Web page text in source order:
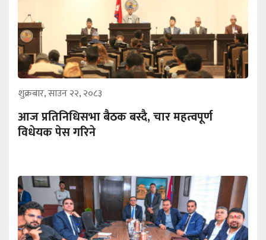
शुक्रबार, साउन २२, २०८३
आज प्रतिनिधिसभा बैठक बस्दै, चार महत्वपूर्ण
विधेयक पेस गरिने